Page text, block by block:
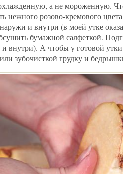
а не мороженную.
нежного розово-кремового
и внутри (в моей утке
бумажной салфеткой.
внутри). А чтобы у готовой
зубочисткой грудку и